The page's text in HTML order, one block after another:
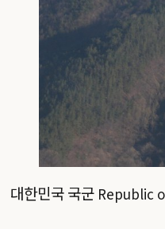
대한민국 국군 Republic